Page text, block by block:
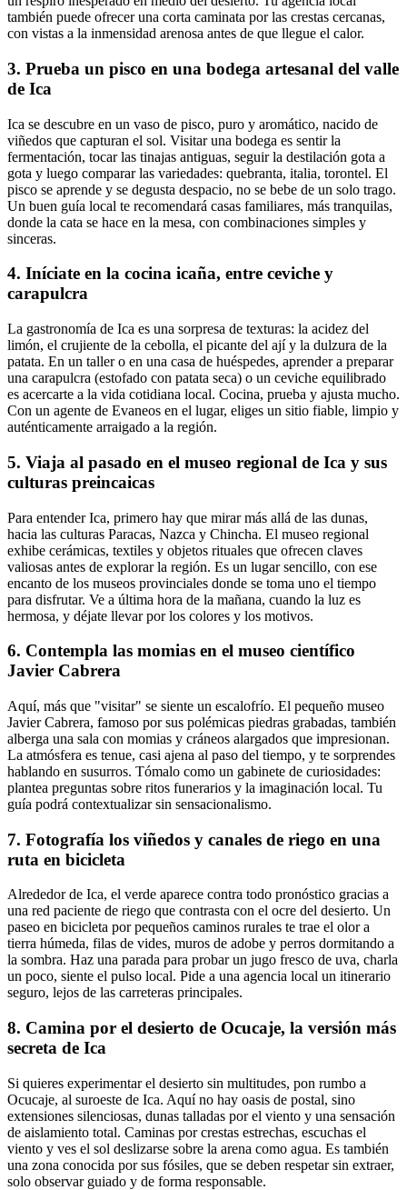
también puede ofrecer una corta caminata por las crestas cercanas,
con vistas a la inmensidad arenosa antes de que llegue el calor.
3. Prueba un pisco en una bodega artesanal del valle
de Ica
Ica se descubre en un vaso de pisco, puro y aromático, nacido de
viñedos que capturan el sol. Visitar una bodega es sentir la
fermentación, tocar las tinajas antiguas, seguir la destilación gota a
gota y luego comparar las variedades: quebranta, italia, torontel. El
pisco se aprende y se degusta despacio, no se bebe de un solo trago.
Un buen guía local te recomendará casas familiares, más tranquilas,
donde la cata se hace en la mesa, con combinaciones simples y
sinceras.
4. Iníciate en la cocina icaña, entre ceviche y
carapulcra
La gastronomía de Ica es una sorpresa de texturas: la acidez del
limón, el crujiente de la cebolla, el picante del ají y la dulzura de la
patata. En un taller o en una casa de huéspedes, aprender a preparar
una carapulcra (estofado con patata seca) o un ceviche equilibrado
es acercarte a la vida cotidiana local. Cocina, prueba y ajusta mucho.
Con un agente de Evaneos en el lugar, eliges un sitio fiable, limpio y
auténticamente arraigado a la región.
5. Viaja al pasado en el museo regional de Ica y sus
culturas preincaicas
Para entender Ica, primero hay que mirar más allá de las dunas,
hacia las culturas Paracas, Nazca y Chincha. El museo regional
exhibe cerámicas, textiles y objetos rituales que ofrecen claves
valiosas antes de explorar la región. Es un lugar sencillo, con ese
encanto de los museos provinciales donde se toma uno el tiempo
para disfrutar. Ve a última hora de la mañana, cuando la luz es
hermosa, y déjate llevar por los colores y los motivos.
6. Contempla las momias en el museo científico
Javier Cabrera
Aquí, más que "visitar" se siente un escalofrío. El pequeño museo
Javier Cabrera, famoso por sus polémicas piedras grabadas, también
alberga una sala con momias y cráneos alargados que impresionan.
La atmósfera es tenue, casi ajena al paso del tiempo, y te sorprendes
hablando en susurros. Tómalo como un gabinete de curiosidades:
plantea preguntas sobre ritos funerarios y la imaginación local. Tu
guía podrá contextualizar sin sensacionalismo.
7. Fotografía los viñedos y canales de riego en una
ruta en bicicleta
Alrededor de Ica, el verde aparece contra todo pronóstico gracias a
una red paciente de riego que contrasta con el ocre del desierto. Un
paseo en bicicleta por pequeños caminos rurales te trae el olor a
tierra húmeda, filas de vides, muros de adobe y perros dormitando a
la sombra. Haz una parada para probar un jugo fresco de uva, charla
un poco, siente el pulso local. Pide a una agencia local un itinerario
seguro, lejos de las carreteras principales.
8. Camina por el desierto de Ocucaje, la versión más
secreta de Ica
Si quieres experimentar el desierto sin multitudes, pon rumbo a
Ocucaje, al suroeste de Ica. Aquí no hay oasis de postal, sino
extensiones silenciosas, dunas talladas por el viento y una sensación
de aislamiento total. Caminas por crestas estrechas, escuchas el
viento y ves el sol deslizarse sobre la arena como agua. Es también
una zona conocida por sus fósiles, que se deben respetar sin extraer,
solo observar guiado y de forma responsable.